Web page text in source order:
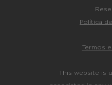
Política
Termos
This website is